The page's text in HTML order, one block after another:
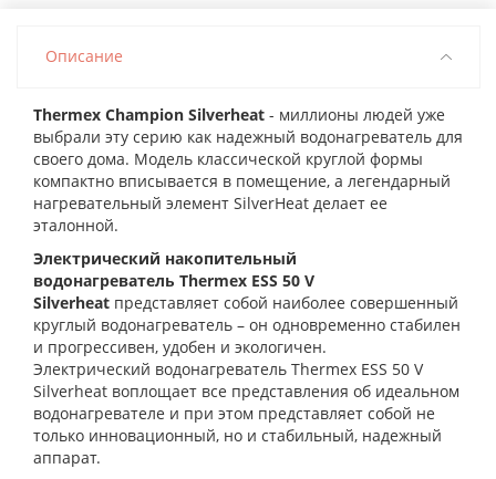
Описание
Thermex Champion Silverheat - миллионы людей уже
выбрали эту серию как надежный водонагреватель для
своего дома. Модель классической круглой формы
компактно вписывается в помещение, а легендарный
нагревательный элемент SilverHeat делает ее
эталонной.
Электрический накопительный
водонагреватель Thermex ESS 50 V
Silverheat представляет собой наиболее совершенный
круглый водонагреватель – он одновременно стабилен
и прогрессивен, удобен и экологичен.
Электрический водонагреватель Thermex ESS 50 V
Silverheat воплощает все представления об идеальном
водонагревателе и при этом представляет собой не
только инновационный, но и стабильный, надежный
аппарат.